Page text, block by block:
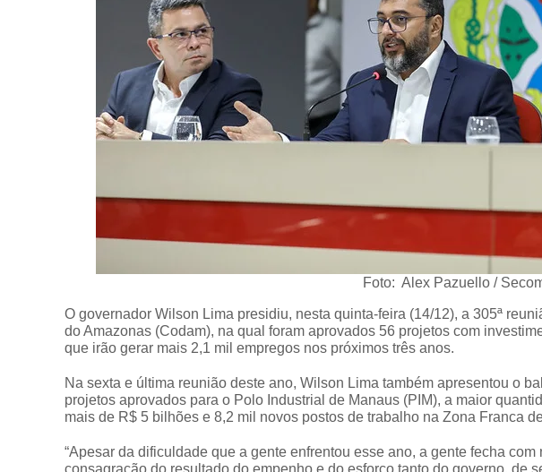
Foto: Alex Pazuello /
O governador Wilson Lima presidiu, nesta quinta-feira (14/12), a 305ª
do Amazonas (Codam), na qual foram aprovados 56 projetos com
que irão gerar mais 2,1 mil empregos nos próximos três anos.
Na sexta e última reunião deste ano, Wilson Lima também apresentou o
projetos aprovados para o Polo Industrial de Manaus (PIM), a maior
mais de R$ 5 bilhões e 8,2 mil novos postos de trabalho na Zona Franca
“Apesar da dificuldade que a gente enfrentou esse ano, a gente fecha
consagração do resultado do empenho e do esforço tanto do governo, de